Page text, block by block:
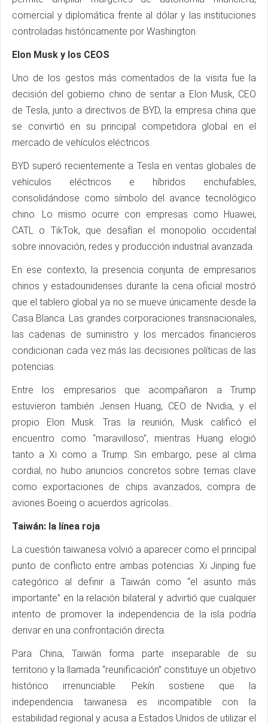
comercial y diplomática frente al dólar y las instituciones
controladas históricamente por Washington.
Elon Musk y los CEOS
Uno de los gestos más comentados de la visita fue la
decisión del gobierno chino de sentar a Elon Musk, CEO
de Tesla, junto a directivos de BYD, la empresa china que
se convirtió en su principal competidora global en el
mercado de vehículos eléctricos.
BYD superó recientemente a Tesla en ventas globales de
vehículos eléctricos e híbridos enchufables,
consolidándose como símbolo del avance tecnológico
chino. Lo mismo ocurre con empresas como Huawei,
CATL o TikTok, que desafían el monopolio occidental
sobre innovación, redes y producción industrial avanzada.
En ese contexto, la presencia conjunta de empresarios
chinos y estadounidenses durante la cena oficial mostró
que el tablero global ya no se mueve únicamente desde la
Casa Blanca. Las grandes corporaciones transnacionales,
las cadenas de suministro y los mercados financieros
condicionan cada vez más las decisiones políticas de las
potencias.
Entre los empresarios que acompañaron a Trump
estuvieron también Jensen Huang, CEO de Nvidia, y el
propio Elon Musk. Tras la reunión, Musk calificó el
encuentro como “maravilloso”, mientras Huang elogió
tanto a Xi como a Trump. Sin embargo, pese al clima
cordial, no hubo anuncios concretos sobre temas clave
como exportaciones de chips avanzados, compra de
aviones Boeing o acuerdos agrícolas..
Taiwán: la línea roja
La cuestión taiwanesa volvió a aparecer como el principal
punto de conflicto entre ambas potencias. Xi Jinping fue
categórico al definir a Taiwán como “el asunto más
importante” en la relación bilateral y advirtió que cualquier
intento de promover la independencia de la isla podría
derivar en una confrontación directa.
Para China, Taiwán forma parte inseparable de su
territorio y la llamada “reunificación” constituye un objetivo
histórico irrenunciable. Pekín sostiene que la
independencia taiwanesa es incompatible con la
estabilidad regional y acusa a Estados Unidos de utilizar el